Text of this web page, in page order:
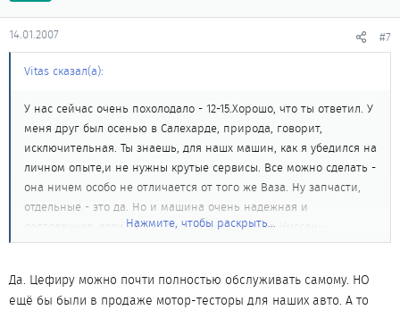
14.01.2007 #7
Vitas сказал(а):
У нас сейчас очень похолодало - 12-15.Хорошо, что ты ответил. У
меня друг был осенью в Салехарде, природа, говорит,
исключительная. Ты знаешь, для нашх машин, как я убедился на
личном опыте,и не нужны крутые сервисы. Все можно сделать -
она ничем особо не отличается от того же Ваза. Ну запчасти,
отдельные - это да. Но и машина очень надежная и
долговечная, если ее не убили до нас. У меня Ниссан-
Максима,1996, 3.0,АКПП.Пока не нарадуюсь. Ты пиши,будеи
проблемы порешаем.
Нажмите, чтобы раскрыть...
Да. Цефиру можно почти полностью обслуживать самому. НО
ещё бы были в продаже мотор-тесторы для наших авто. А то